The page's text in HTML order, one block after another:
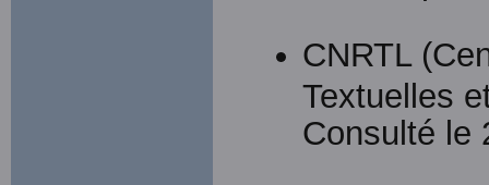
CNRTL
Textuelles
Consulté le